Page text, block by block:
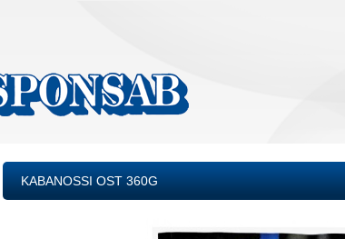
KABANOSSI OST 360G